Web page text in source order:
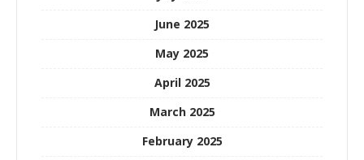
June 2025
May 2025
April 2025
March 2025
February 2025